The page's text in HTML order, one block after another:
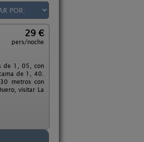
29 €
pers/noche
de 1, 05, con
de 1, 40.
metros con
visitar La